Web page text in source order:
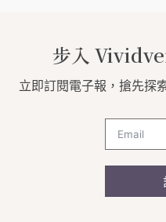
步入
立即訂閱電子報，搶先探